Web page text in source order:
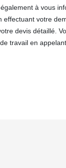
à vous
votre
devis détaillé.
travail en